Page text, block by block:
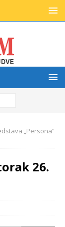
„Persona“
26.